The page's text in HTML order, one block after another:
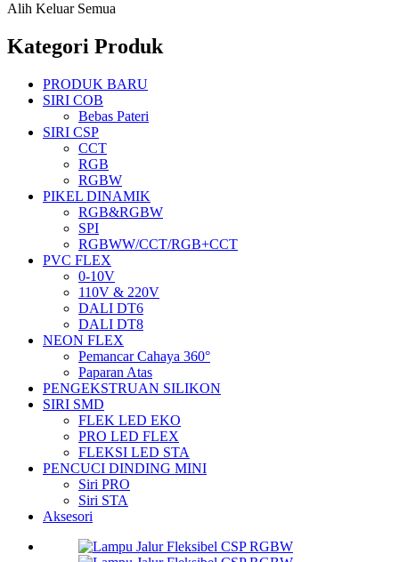
Alih Keluar Semua
Kategori Produk
PRODUK BARU
SIRI COB
Bebas Pateri
SIRI CSP
CCT
RGB
RGBW
PIKEL DINAMIK
RGB&RGBW
SPI
RGBWW/CCT/RGB+CCT
PVC FLEX
0-10V
110V & 220V
DALI DT6
DALI DT8
NEON FLEX
Pemancar Cahaya 360°
Paparan Atas
PENGEKSTRUAN SILIKON
SIRI SMD
FLEK LED EKO
PRO LED FLEX
FLEKSI LED STA
PENCUCI DINDING MINI
Siri PRO
Siri STA
Aksesori